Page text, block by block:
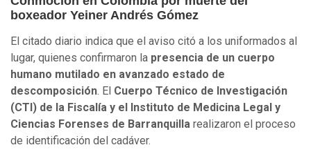
boxeador Yeiner Andrés Gómez
El citado diario indica que el aviso citó a los uniformados al
lugar, quienes confirmaron la presencia de un cuerpo
humano mutilado en avanzado estado de
descomposición. El Cuerpo Técnico de Investigación
(CTI) de la Fiscalía y el Instituto de Medicina Legal y
Ciencias Forenses de Barranquilla realizaron el proceso
de identificación del cadáver.